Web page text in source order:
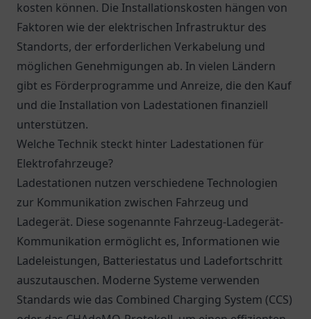
kosten können. Die Installationskosten hängen von
Faktoren wie der elektrischen Infrastruktur des
Standorts, der erforderlichen Verkabelung und
möglichen Genehmigungen ab. In vielen Ländern
gibt es Förderprogramme und Anreize, die den Kauf
und die Installation von Ladestationen finanziell
unterstützen.
Welche Technik steckt hinter Ladestationen für
Elektrofahrzeuge?
Ladestationen nutzen verschiedene Technologien
zur Kommunikation zwischen Fahrzeug und
Ladegerät. Diese sogenannte Fahrzeug-Ladegerät-
Kommunikation ermöglicht es, Informationen wie
Ladeleistungen, Batteriestatus und Ladefortschritt
auszutauschen. Moderne Systeme verwenden
Standards wie das Combined Charging System (CCS)